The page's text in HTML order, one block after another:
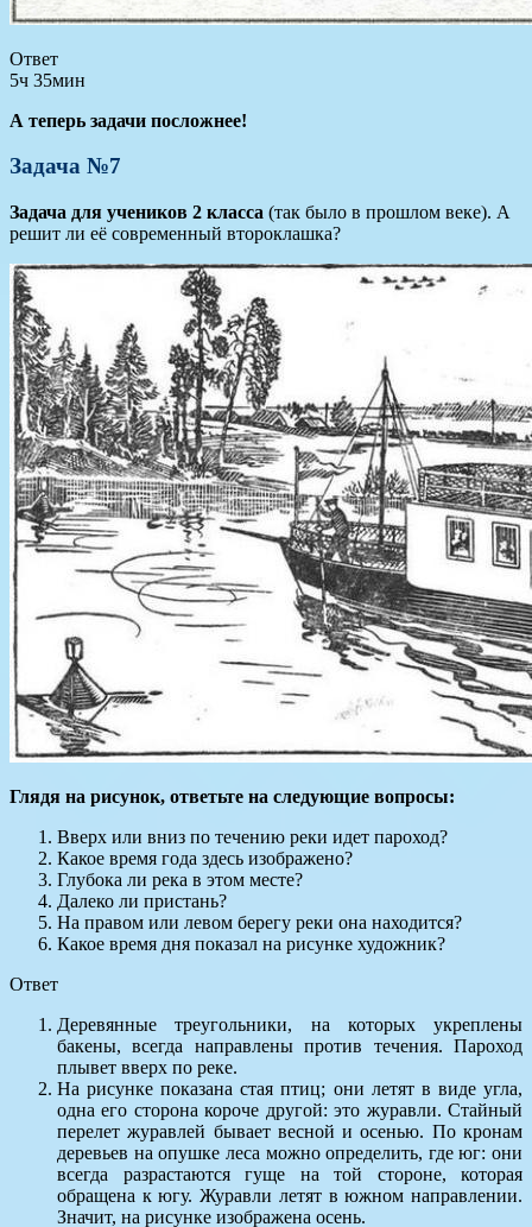
Ответ
5ч 35мин
А теперь задачи посложнее!
Задача №7
Задача для учеников 2 класса (так было в прошлом веке). А
решит ли её современный второклашка?
Глядя на рисунок, ответьте на следующие вопросы:
Вверх или вниз по течению реки идет пароход?
Какое время года здесь изображено?
Глубока ли река в этом месте?
Далеко ли пристань?
На правом или левом берегу реки она находится?
Какое время дня показал на рисунке художник?
Ответ
Деревянные треугольники, на которых укреплены
бакены, всегда направлены против течения. Пароход
плывет вверх по реке.
На рисунке показана стая птиц; они летят в виде угла,
одна его сторона короче другой: это журавли. Стайный
перелет журавлей бывает весной и осенью. По кронам
деревьев на опушке леса можно определить, где юг: они
всегда разрастаются гуще на той стороне, которая
обращена к югу. Журавли летят в южном направлении.
Значит, на рисунке изображена осень.